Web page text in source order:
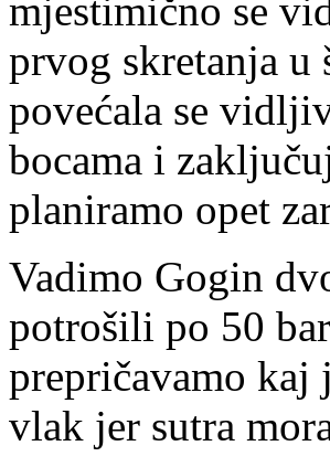
mjestimično se
prvog skretanja
povećala se
bocama i
planiramo opet
Vadimo Gogin
potrošili po 50
prepričavamo kaj
vlak jer sutra